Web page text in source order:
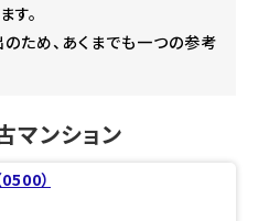
す。
ため、あくまでも一つの参考
マンション
）